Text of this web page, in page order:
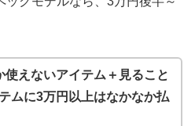
使えないアイテム＋見ること
ムに3万円以上はなかなか払